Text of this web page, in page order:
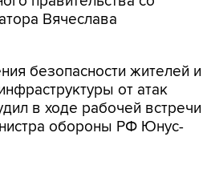
Вячеслава
безопасности жителей и
от атак
в ходе рабочей встречи
обороны РФ Юнус-